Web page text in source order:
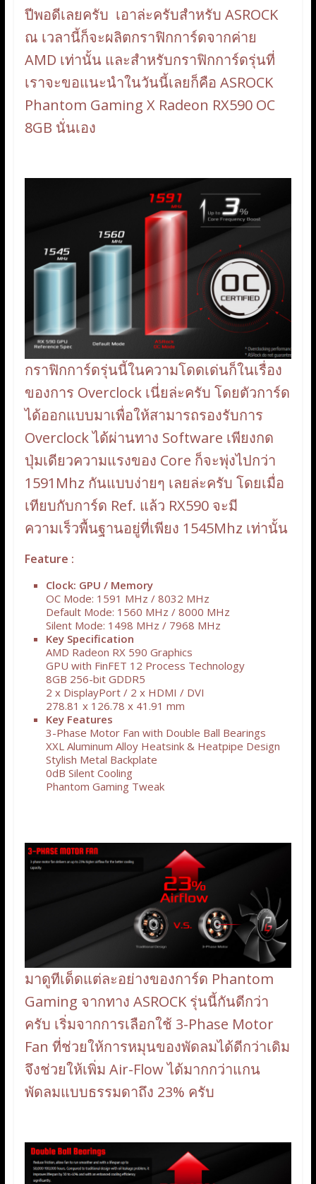
ปีพอดีเลยครับ เอาล่ะครับสำหรับ ASROCK
ณ เวลานี้ก็จะผลิตกราฟิกการ์ดจากค่าย
AMD เท่านั้น และสำหรับกราฟิกการ์ดรุ่นที่
เราจะขอแนะนำในวันนี้เลยก็คือ ASROCK
Phantom Gaming X Radeon RX590 OC
8GB นั่นเอง
กราฟิกการ์ดรุ่นนี้ในความโดดเด่นก็ในเรื่อง
ของการ Overclock เนี่ยล่ะครับ โดยตัวการ์ด
ได้ออกแบบมาเพื่อให้สามารถรองรับการ
Overclock ได้ผ่านทาง Software เพียงกด
ปุ่มเดียวความแรงของ Core ก็จะพุ่งไปกว่า
1591Mhz กันแบบง่ายๆ เลยล่ะครับ โดยเมื่อ
เทียบกับการ์ด Ref. แล้ว RX590 จะมี
ความเร็วพื้นฐานอยู่ที่เพียง 1545Mhz เท่านั้น
Feature :
Clock: GPU / Memory
OC Mode: 1591 MHz / 8032 MHz
Default Mode: 1560 MHz / 8000 MHz
Silent Mode: 1498 MHz / 7968 MHz
Key Specification
AMD Radeon RX 590 Graphics
GPU with FinFET 12 Process Technology
8GB 256-bit GDDR5
2 x DisplayPort / 2 x HDMI / DVI
278.81 x 126.78 x 41.91 mm
Key Features
3-Phase Motor Fan with Double Ball Bearings
XXL Aluminum Alloy Heatsink & Heatpipe Design
Stylish Metal Backplate
0dB Silent Cooling
Phantom Gaming Tweak
มาดูทีเด็ดแต่ละอย่างของการ์ด Phantom
Gaming จากทาง ASROCK รุ่นนี้กันดีกว่า
ครับ เริ่มจากการเลือกใช้ 3-Phase Motor
Fan ที่ช่วยให้การหมุนของพัดลมได้ดีกว่าเดิม
จึงช่วยให้เพิ่ม Air-Flow ได้มากกว่าแกน
พัดลมแบบธรรมดาถึง 23% ครับ